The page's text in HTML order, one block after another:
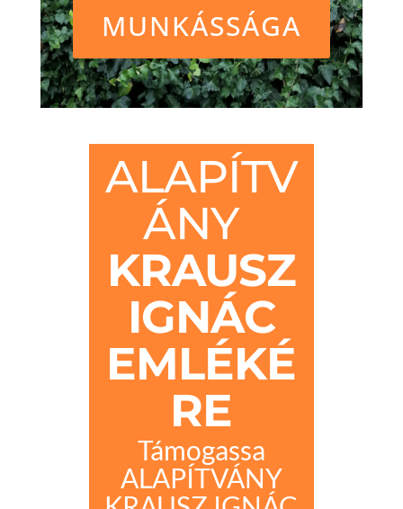
MUNKÁSSÁGA
ALAPÍTV
ÁNY
KRAUSZ
IGNÁC
EMLÉKÉ
RE
Támogassa
ALAPÍTVÁNY